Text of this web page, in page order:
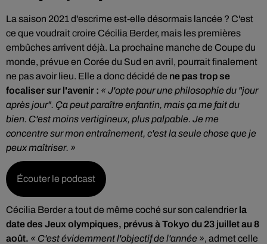
La saison 2021 d'escrime est-elle désormais lancée ? C'est
ce que voudrait croire Cécilia Berder, mais les premières
embûches arrivent déjà. La prochaine manche de Coupe du
monde, prévue en Corée du Sud en avril, pourrait finalement
ne pas avoir lieu. Elle a donc décidé de ne pas trop se
focaliser sur l'avenir : « J'opte pour une philosophie du "jour
après jour". Ça peut paraître enfantin, mais ça me fait du
bien. C'est moins vertigineux, plus palpable. Je me
concentre sur mon entraînement, c'est la seule chose que je
peux maîtriser. »
Écouter le podcast
Cécilia Berder a tout de même coché sur son calendrier la
date des Jeux olympiques, prévus à Tokyo du 23 juillet au 8
août. « C'est évidemment l'objectif de l'année », admet celle